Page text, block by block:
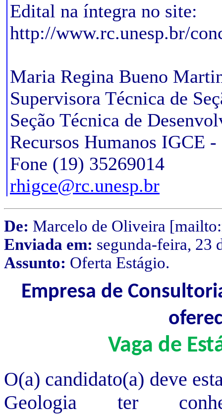
Edital na íntegra no site:
http://www.rc.unesp.br/
Maria Regina Bueno
Supervisora Técnica de
Seção Técnica de
Recursos Humanos IGCE
Fone (19) 35269014
rhigce@rc.unesp.br
De: Marcelo de Oliveira
Enviada em: segunda-feira, 23
Assunto: Oferta Estágio.
Empresa de
Vaga de
O(a) candidato(a) deve
Geologia ter